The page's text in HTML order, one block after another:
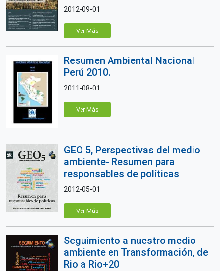
2012-09-01
Ver Más
Resumen Ambiental Nacional
Perú 2010.
2011-08-01
Ver Más
GEO 5, Perspectivas del medio
ambiente- Resumen para
responsables de políticas
2012-05-01
Ver Más
Seguimiento a nuestro medio
ambiente en Transformación, de
Rio a Rio+20